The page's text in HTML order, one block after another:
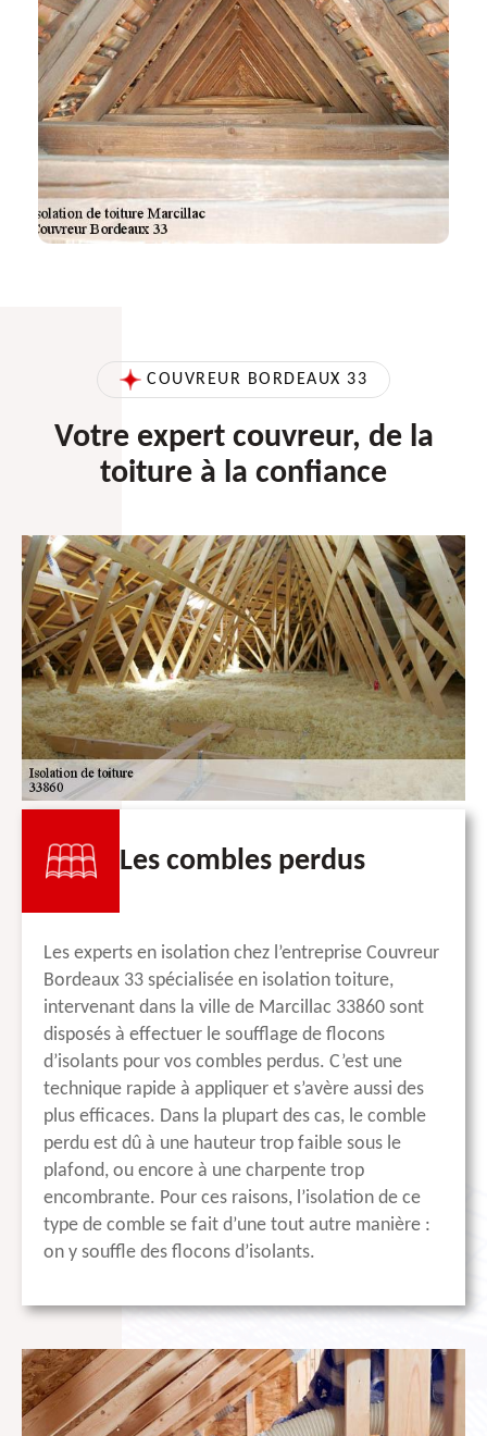
COUVREUR BORDEAUX 33
Votre expert couvreur, de la
toiture à la confiance
Les combles perdus
Les experts en isolation chez l’entreprise Couvreur
Bordeaux 33 spécialisée en isolation toiture,
intervenant dans la ville de Marcillac 33860 sont
disposés à effectuer le soufflage de flocons
d’isolants pour vos combles perdus. C’est une
technique rapide à appliquer et s’avère aussi des
plus efficaces. Dans la plupart des cas, le comble
perdu est dû à une hauteur trop faible sous le
plafond, ou encore à une charpente trop
encombrante. Pour ces raisons, l’isolation de ce
type de comble se fait d’une tout autre manière :
on y souffle des flocons d’isolants.